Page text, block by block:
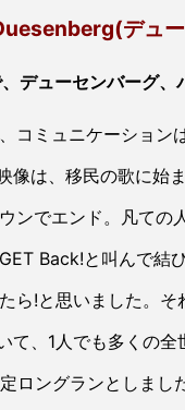
デュー
デューセンバーグ
コミュニケーション
像は、移民の歌に始
ンでエンド。凡ての
Back!と叫んで結
ら!と思いました。
て、1人でも多くの
ロングランとしました